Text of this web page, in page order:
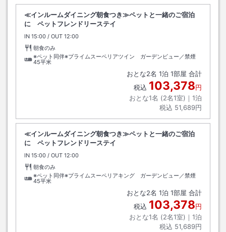
≪インルームダイニング朝食つき≫ペットと一緒のご宿泊
に ペットフレンドリーステイ
IN チェックイン
15:00 / OUT チェックアウト
12:00
朝食のみ
※ペット同伴※プライムスーペリアツイン ガーデンビュー／禁煙
45平米
おとな2名 1泊 1部屋 合計
税込 103,378円
おとな1名 (2名1室)｜ 1泊
税込 51,689円
≪インルームダイニング朝食つき≫ペットと一緒のご宿泊
に ペットフレンドリーステイ
IN チェックイン
15:00 / OUT チェックアウト
12:00
朝食のみ
※ペット同伴※プライムスーペリアキング ガーデンビュー／禁煙
45平米
おとな2名 1泊 1部屋 合計
税込 103,378円
おとな1名 (2名1室)｜ 1泊
税込 51,689円